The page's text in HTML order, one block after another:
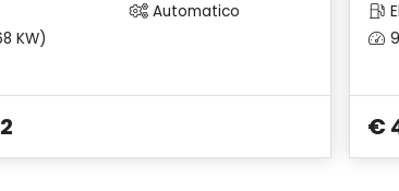
Automatico
KW)
€